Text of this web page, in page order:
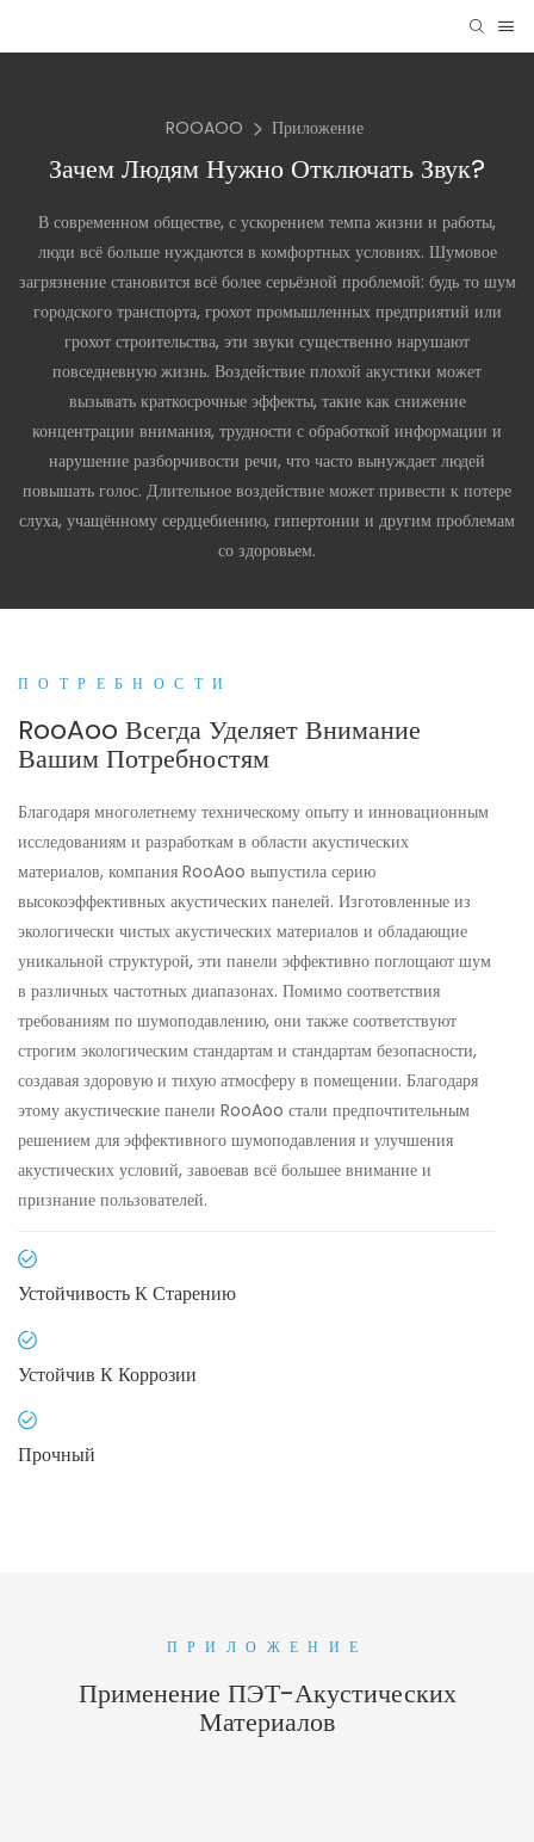
ROOAOO Приложение
Зачем Людям Нужно Отключать Звук?
В современном обществе, с ускорением темпа жизни и работы,
люди всё больше нуждаются в комфортных условиях. Шумовое
загрязнение становится всё более серьёзной проблемой: будь то шум
городского транспорта, грохот промышленных предприятий или
грохот строительства, эти звуки существенно нарушают
повседневную жизнь. Воздействие плохой акустики может
вызывать краткосрочные эффекты, такие как снижение
концентрации внимания, трудности с обработкой информации и
нарушение разборчивости речи, что часто вынуждает людей
повышать голос. Длительное воздействие может привести к потере
слуха, учащённому сердцебиению, гипертонии и другим проблемам
со здоровьем.
ПОТРЕБНОСТИ
RooAoo Всегда Уделяет Внимание
Вашим Потребностям
Благодаря многолетнему техническому опыту и инновационным
исследованиям и разработкам в области акустических
материалов, компания RooAoo выпустила серию
высокоэффективных акустических панелей. Изготовленные из
экологически чистых акустических материалов и обладающие
уникальной структурой, эти панели эффективно поглощают шум
в различных частотных диапазонах. Помимо соответствия
требованиям по шумоподавлению, они также соответствуют
строгим экологическим стандартам и стандартам безопасности,
создавая здоровую и тихую атмосферу в помещении. Благодаря
этому акустические панели RooAoo стали предпочтительным
решением для эффективного шумоподавления и улучшения
акустических условий, завоевав всё большее внимание и
признание пользователей.
Устойчивость К Старению
Устойчив К Коррозии
Прочный
ПРИЛОЖЕНИЕ
Применение ПЭТ-Акустических
Материалов